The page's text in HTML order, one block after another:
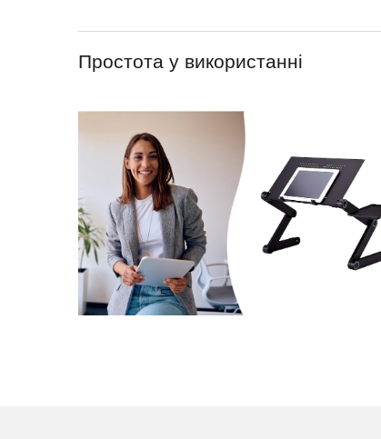
Простота у використанні